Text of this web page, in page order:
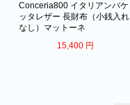
Conceria800 イタリアンバケ
ッタレザー 長財布（小銭入れ
なし）マットーネ
15,400 円